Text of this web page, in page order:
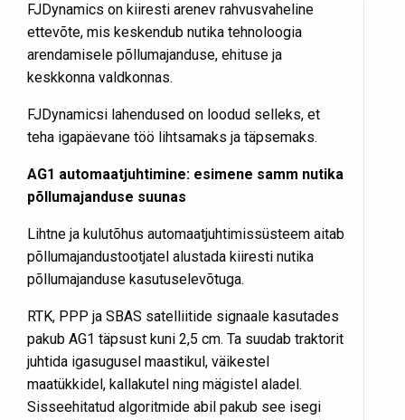
FJDynamics on kiiresti arenev rahvusvaheline
ettevõte, mis keskendub nutika tehnoloogia
arendamisele põllumajanduse, ehituse ja
keskkonna valdkonnas.
FJDynamicsi lahendused on loodud selleks, et
teha igapäevane töö lihtsamaks ja täpsemaks.
AG1 automaatjuhtimine: esimene samm nutika
põllumajanduse suunas
Lihtne ja kulutõhus automaatjuhtimissüsteem aitab
põllumajandustootjatel alustada kiiresti nutika
põllumajanduse kasutuselevõtuga.
RTK, PPP ja SBAS satelliitide signaale kasutades
pakub AG1 täpsust kuni 2,5 cm. Ta suudab traktorit
juhtida igasugusel maastikul, väikestel
maatükkidel, kallakutel ning mägistel aladel.
Sisseehitatud algoritmide abil pakub see isegi